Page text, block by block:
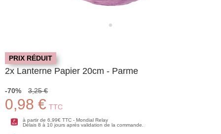
PRIX RÉDUIT
2x Lanterne Papier 20cm - Parme
-70% 3,25 €
0,98 € TTC
à partir de 6,99€ TTC - Mondial Relay
Délais 8 à 10 jours après validation de la commande.